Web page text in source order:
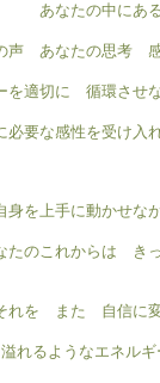
あなたの中にあ
声 あなたの思考
を適切に 循環さ
必要な感性を受け入
を上手に動かせな
たのこれからは き
れを また 自信に
溢れるようなエネル